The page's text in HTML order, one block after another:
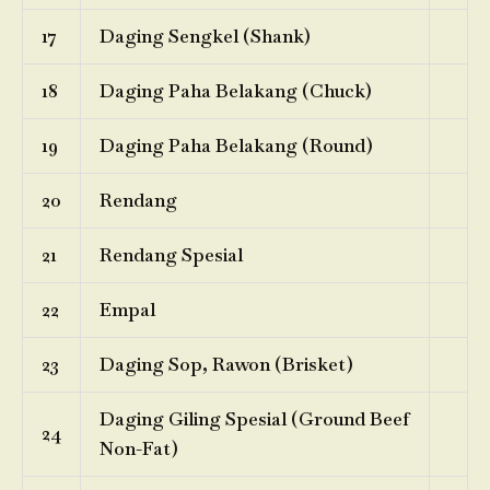
17 Daging Sengkel (Shank)
18 Daging Paha Belakang (Chuck)
19 Daging Paha Belakang (Round)
20 Rendang
21 Rendang Spesial
22 Empal
23 Daging Sop, Rawon (Brisket)
24
Daging Giling Spesial (Ground Beef
Non-Fat)